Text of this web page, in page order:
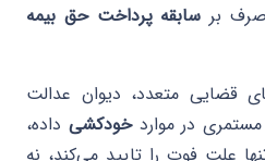
بر سابقه پرداخت حق بیمه
قضایی متعدد، دیوان عدالت
مستمری در مواردخودکشی داده،
علت فوت را تایید می‌کند، نه